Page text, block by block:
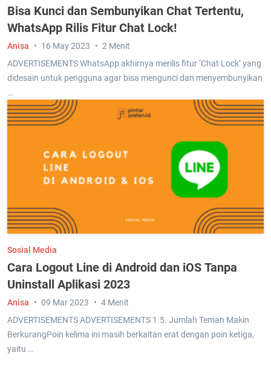
Bisa Kunci dan Sembunyikan Chat Tertentu,
WhatsApp Rilis Fitur Chat Lock!
ADVERTISEMENTS WhatsApp akhirnya merilis fitur ‘Chat Lock’ yang
didesain untuk pengguna agar bisa mengunci dan menyembunyikan
…
Anisa 16 May 2023 2 Menit
Sosial Media
Cara Logout Line di Android dan iOS Tanpa
Uninstall Aplikasi 2023
ADVERTISEMENTS ADVERTISEMENTS 1.5. Jumlah Teman Makin
BerkurangPoin kelima ini masih berkaitan erat dengan poin ketiga,
yaitu …
Anisa 09 Mar 2023 4 Menit